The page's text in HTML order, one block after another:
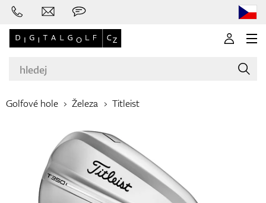
Golfové hole
Golfové hole Železa Titleist